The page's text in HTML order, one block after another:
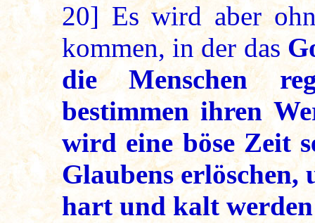
20]Es wird aber
kommen, in der das
die Menschen
bestimmen ihren
wird eine böse Zeit
Glaubens erlöschen,
hart und kalt